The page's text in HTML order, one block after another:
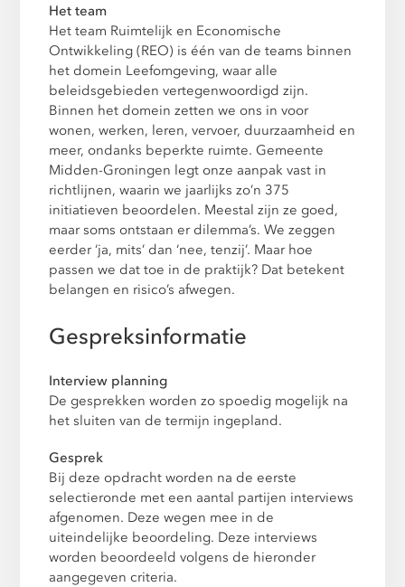
Het team
Het team Ruimtelijk en Economische
Ontwikkeling (REO) is één van de teams binnen
het domein Leefomgeving, waar alle
beleidsgebieden vertegenwoordigd zijn.
Binnen het domein zetten we ons in voor
wonen, werken, leren, vervoer, duurzaamheid en
meer, ondanks beperkte ruimte. Gemeente
Midden-Groningen legt onze aanpak vast in
richtlijnen, waarin we jaarlijks zo’n 375
initiatieven beoordelen. Meestal zijn ze goed,
maar soms ontstaan er dilemma’s. We zeggen
eerder ‘ja, mits’ dan ‘nee, tenzij’. Maar hoe
passen we dat toe in de praktijk? Dat betekent
belangen en risico’s afwegen.
Gespreksinformatie
Interview planning
De gesprekken worden zo spoedig mogelijk na
het sluiten van de termijn ingepland.
Gesprek
Bij deze opdracht worden na de eerste
selectieronde met een aantal partijen interviews
afgenomen. Deze wegen mee in de
uiteindelijke beoordeling. Deze interviews
worden beoordeeld volgens de hieronder
aangegeven criteria.